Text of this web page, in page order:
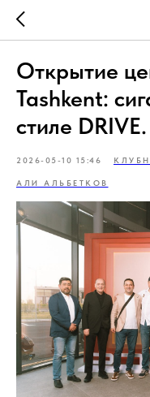
Открытие
Tashkent:
стиле DRIVE.
2026-05-10 15:46
АЛИ АЛЬБЕТКОВ